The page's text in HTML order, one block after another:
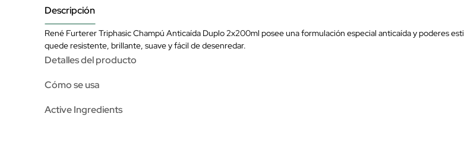
Descripción
René Furterer Triphasic Champú Anticaída Duplo 2x200ml posee una formulación especial anticaída y poderes
quede resistente, brillante, suave y fácil de desenredar.
Detalles del producto
Cómo se usa
Active Ingredients